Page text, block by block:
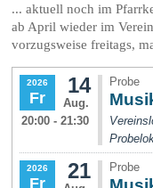
... aktuell noch im
ab April wieder im
vorzugsweise freitags,